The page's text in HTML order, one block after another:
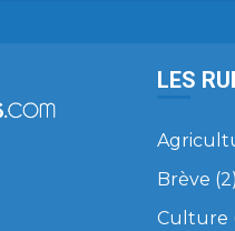
LES
Brève (2)
Culture